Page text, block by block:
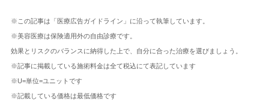
※この記事は「医療広告ガイドライン」に沿って執筆しています。
※美容医療は保険適用外の自由診療です。
効果とリスクのバランスに納得した上で、自分に合った治療を選びましょう。
※記事に掲載している施術料金は全て税込にて表記しています
※U=単位=ユニットです
※記載している価格は最低価格です